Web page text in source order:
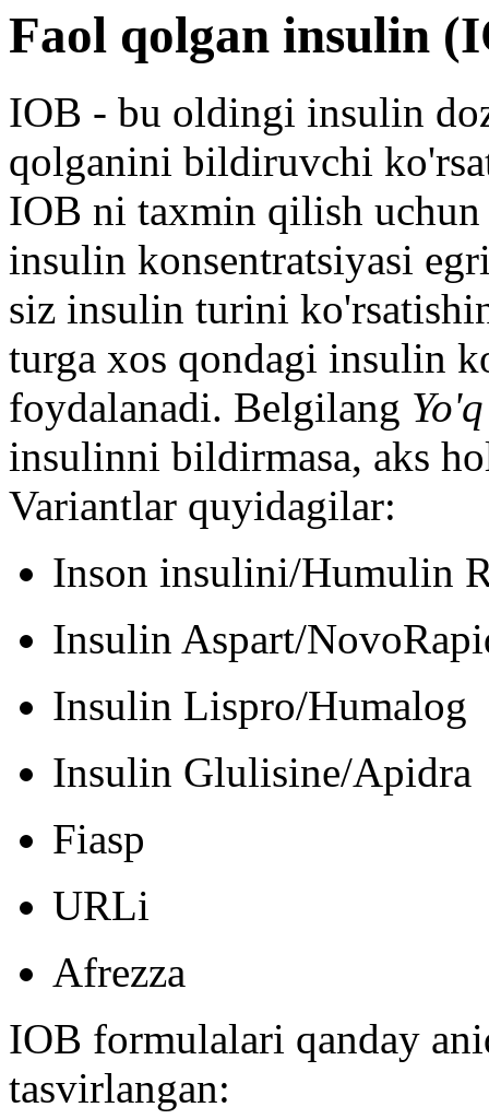
Faol qolgan insulin
IOB - bu oldingi insulin
qolganini bildiruvchi
IOB ni taxmin qilish
insulin konsentratsiyasi
siz insulin turini
turga xos qondagi insulin
foydalanadi. Belgilang Yo'q
insulinni bildirmasa, aks
Variantlar quyidagilar:
Inson insulini/Humulin
Insulin Aspart/
Insulin Lispro/Humalog
Insulin Glulisine/Apidra
Fiasp
URLi
Afrezza
IOB formulalari qanday
tasvirlangan: